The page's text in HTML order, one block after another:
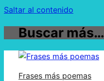
Saltar al contenido
Buscar más…
Frases más poemas